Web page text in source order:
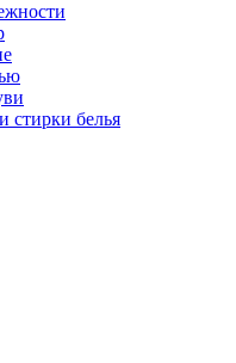
стирки белья